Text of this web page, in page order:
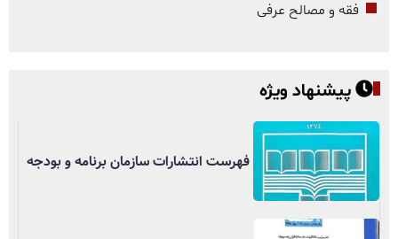
فقه و مصالح عرفی
پیشنهاد ویژه
فهرست انتشارات سازمان برنامه و بودجه